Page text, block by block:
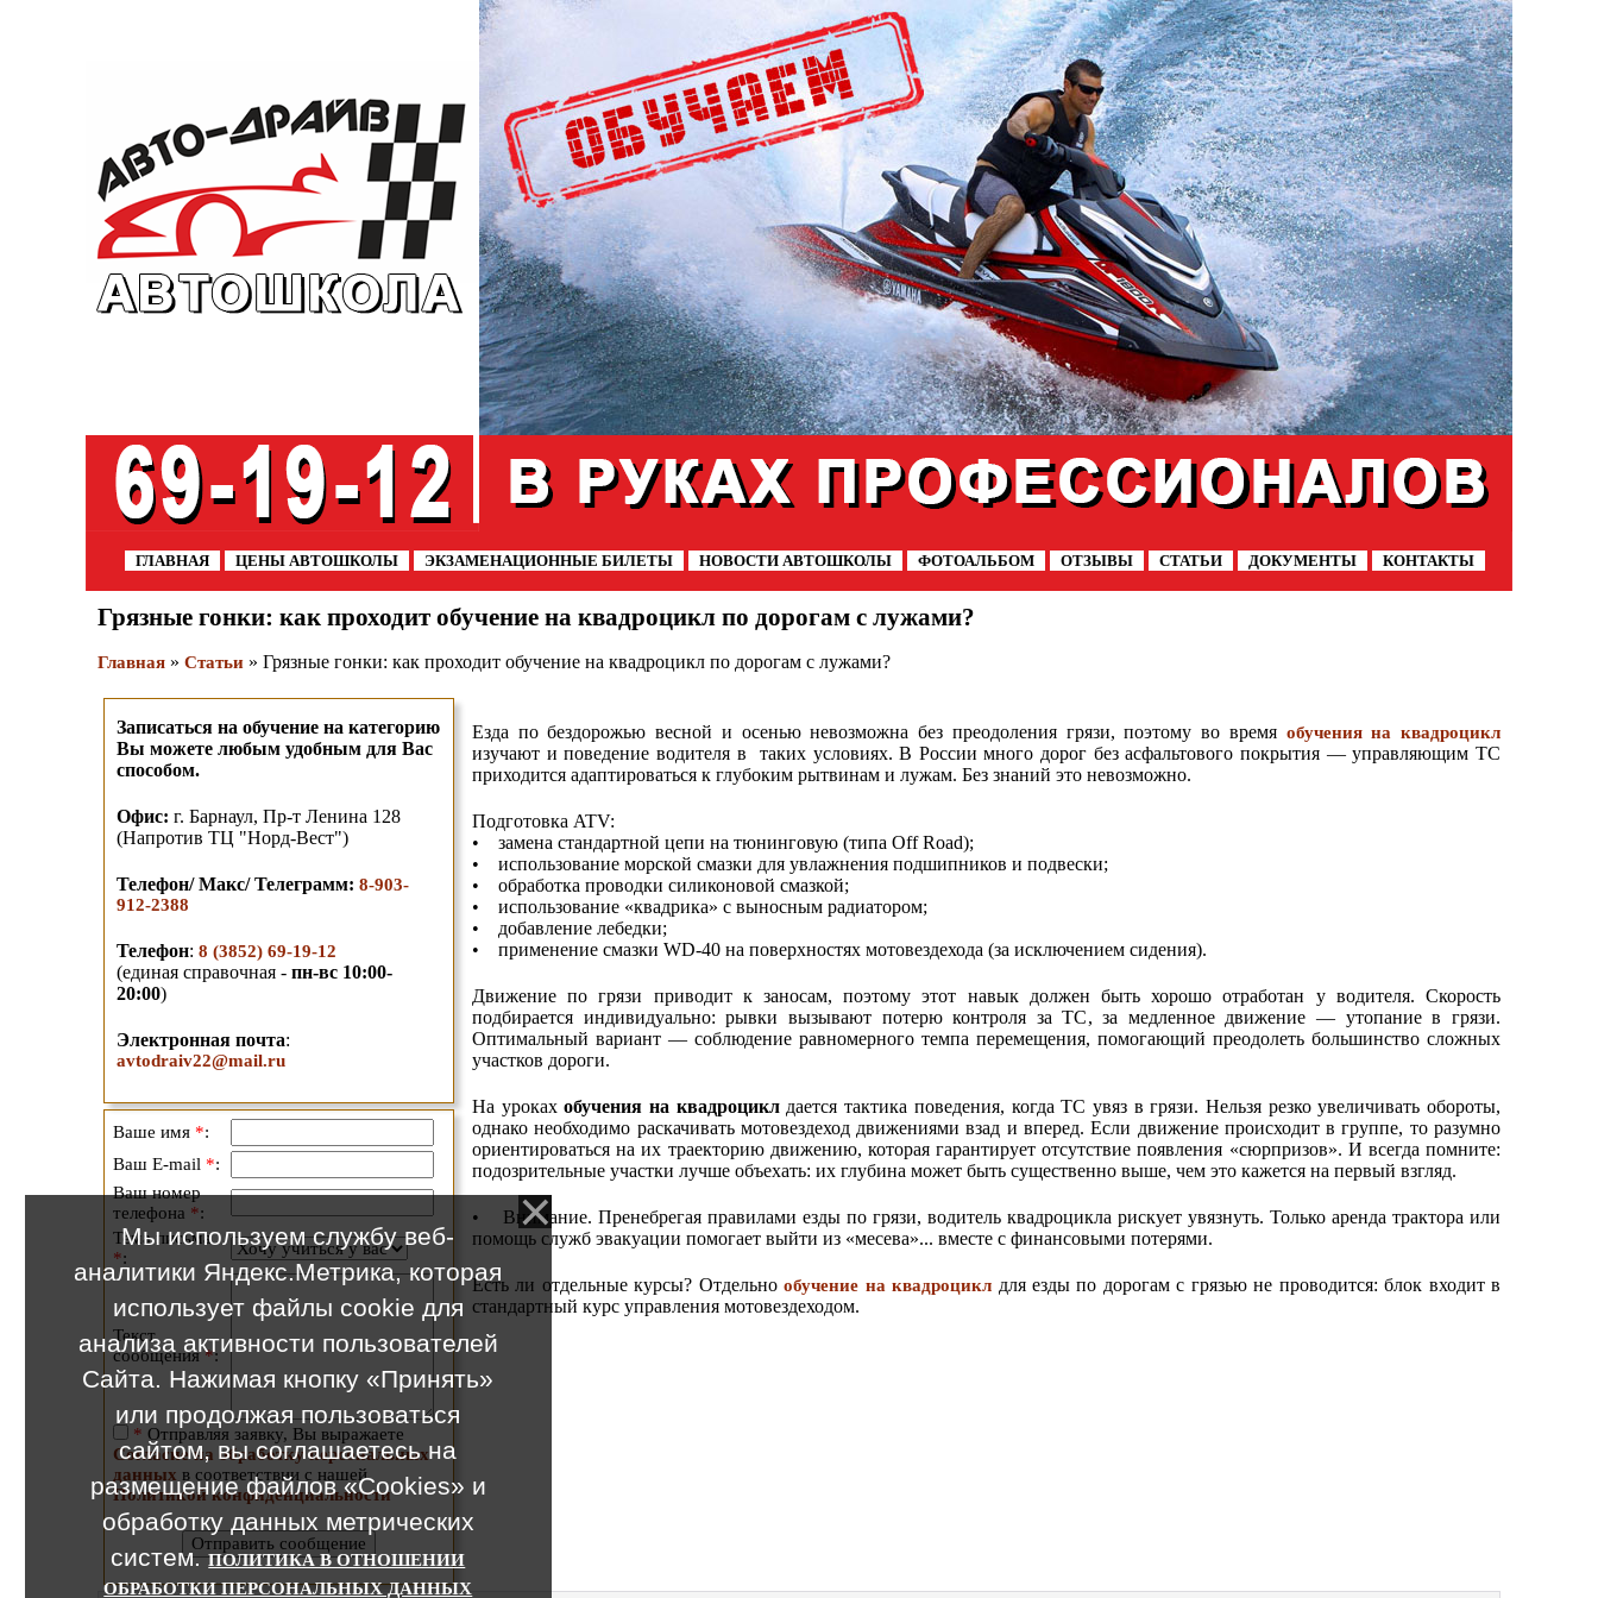
ГЛАВНАЯ ЦЕНЫ АВТОШКОЛЫ ЭКЗАМЕНАЦИОННЫЕ БИЛЕТЫ НОВОСТИ АВТОШКОЛЫ ФОТОАЛЬБОМ ОТЗЫВЫ СТАТЬИ ДОКУМЕНТЫ КОНТАКТЫ
Грязные гонки: как проходит обучение на квадроцикл по дорогам с лужами?
Главная » Статьи » Грязные гонки: как проходит обучение на квадроцикл по дорогам с лужами?
Записаться на обучение на категорию
Вы можете любым удобным для Вас
способом.
Офис: г. Барнаул, Пр-т Ленина 128
(Напротив ТЦ "Норд-Вест")
Телефон/ Макс/ Телеграмм: 8-903-
912-2388
Телефон: 8 (3852) 69-19-12
(единая справочная - пн-вс 10:00-
20:00)
Электронная почта:
avtodraiv22@mail.ru
Ваше имя *:
Ваш E-mail *:
Ваш номер
телефона *:
Тема письма
*:
Текст
сообщения*:
* Отправляя заявку, Вы выражаете
Согласие на обработку персональных
данных в соответствии с нашей
Политикой конфиденциальности
Езда по бездорожью весной и осенью невозможна без преодоления грязи, поэтому во время обучения на квадроцикл
изучают и поведение водителя в таких условиях. В России много дорог без асфальтового покрытия — управляющим ТС
приходится адаптироваться к глубоким рытвинам и лужам. Без знаний это невозможно.
Подготовка ATV:
• замена стандартной цепи на тюнинговую (типа Off Road);
• использование морской смазки для увлажнения подшипников и подвески;
• обработка проводки силиконовой смазкой;
• использование «квадрика» с выносным радиатором;
• добавление лебедки;
• применение смазки WD-40 на поверхностях мотовездехода (за исключением сидения).
Движение по грязи приводит к заносам, поэтому этот навык должен быть хорошо отработан у водителя. Скорость
подбирается индивидуально: рывки вызывают потерю контроля за ТС, за медленное движение — утопание в грязи.
Оптимальный вариант — соблюдение равномерного темпа перемещения, помогающий преодолеть большинство сложных
участков дороги.
На урокахобучения на квадроциклдается тактика поведения, когда ТС увяз в грязи. Нельзя резко увеличивать обороты,
однако необходимо раскачивать мотовездеход движениями взад и вперед. Если движение происходит в группе, то разумно
ориентироваться на их траекторию движению, которая гарантирует отсутствие появления «сюрпризов». И всегда помните:
подозрительные участки лучше объехать: их глубина может быть существенно выше, чем это кажется на первый взгляд.
• Внимание. Пренебрегая правилами езды по грязи, водитель квадроцикла рискует увязнуть. Только аренда трактора или
помощь служб эвакуации помогает выйти из «месева»... вместе с финансовыми потерями.
Есть ли отдельные курсы? Отдельнообучение на квадроцикл для езды по дорогам с грязью не проводится: блок входит в
стандартный курс управления мотовездеходом.
Мы используем службу веб-
аналитики Яндекс.Метрика, которая
использует файлы cookie для
анализа активности пользователей
Сайта. Нажимая кнопку «Принять»
или продолжая пользоваться
сайтом, вы соглашаетесь на
размещение файлов «Cookies» и
обработку данных метрических
систем.ПОЛИТИКА В ОТНОШЕНИИ
ОБРАБОТКИ ПЕРСОНАЛЬНЫХ ДАННЫХ